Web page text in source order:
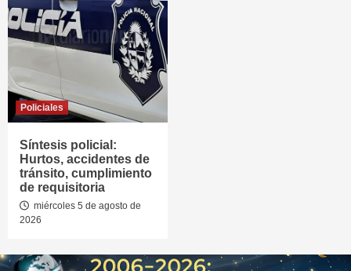
Policiales
Síntesis policial:
Hurtos, accidentes de
tránsito, cumplimiento
de requisitoria
miércoles 5 de agosto de
2026